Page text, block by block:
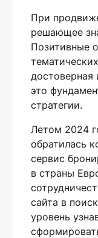
При
решающее
Позитивные
это
стратегии.
Летом 2024
обратилась
сервис
в страны
сайта в
уровень